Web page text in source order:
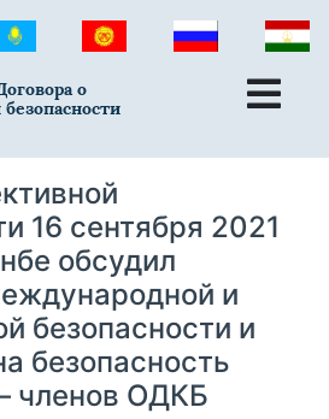
о
16 сентября 2021
обсудил
и
безопасности и
безопасность
членов ОДКБ